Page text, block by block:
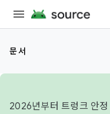
문서
2026년부터 트렁크 안